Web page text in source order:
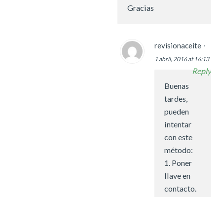
Gracias
revisionaceite
1 abril, 2016 at 16:13
Reply
Buenas
tardes,
pueden
intentar
con este
método:
1. Poner
llave en
contacto.